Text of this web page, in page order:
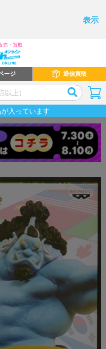
表示
売・買取
ージ 通信買取
入っています